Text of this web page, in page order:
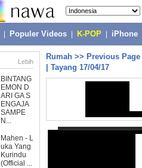
Populer Videos K-POP iPhone
Lebih
BINTANG
EMON D
ARI GA S
ENGAJA
SAMPE
N...
Mahen - L
uka Yang
Kurindu
(Official ...
Rumah >> Previous Page
| Tayang 17/04/17